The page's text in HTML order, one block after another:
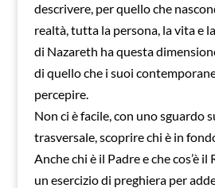
descrivere, per quello che
realtà, tutta la persona, la vita e
di Nazareth ha questa
di quello che i suoi
percepire.
Non ci è facile, con uno sguardo
trasversale, scoprire chi è in
Anche chi è il Padre e che cos’è il
un esercizio di preghiera per